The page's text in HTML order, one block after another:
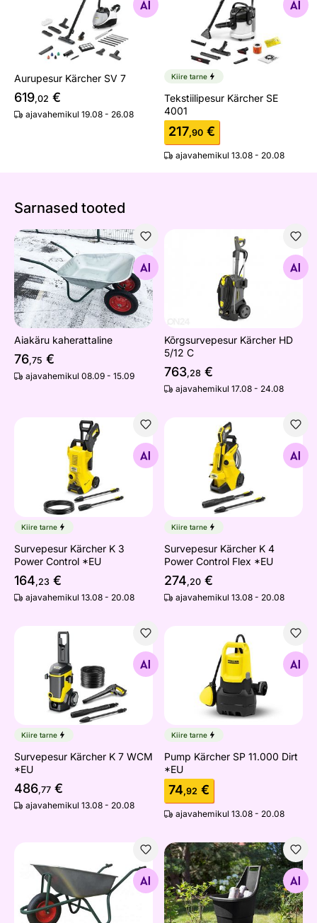
Otsi sarnaseid
Aurupesur Kärcher SV 7
619,02 €
ajavahemikul 19.08 - 26.08
Otsi sarnaseid
Kiire tarne
Tekstiilipesur Kärcher SE
4001
217,90 €
ajavahemikul 13.08 - 20.08
Sarnased tooted
Aiakäru kaherattaline
Otsi sarnaseid
Aiakäru kaherattaline
76,75 €
ajavahemikul 08.09 - 15.09
Kõrgsurvepesur Kärcher
Otsi sarnaseid
Kõrgsurvepesur Kärcher HD
5/12 C
763,28 €
ajavahemikul 17.08 - 24.08
Survepesur Kärcher K 3 Power Control *EU
Otsi sarnaseid
Kiire tarne
Survepesur Kärcher K 3
Power Control *EU
164,23 €
ajavahemikul 13.08 - 20.08
Survepesur Kärcher K 4
Otsi sarnaseid
Kiire tarne
Survepesur Kärcher K 4
Power Control Flex *EU
274,20 €
ajavahemikul 13.08 - 20.08
Survepesur Kärcher K 7 WCM *EU
Otsi sarnaseid
Kiire tarne
Survepesur Kärcher K 7 WCM
*EU
486,77 €
ajavahemikul 13.08 - 20.08
Pump Kärcher SP 11.000
Otsi sarnaseid
Kiire tarne
Pump Kärcher SP 11.000 Dirt
*EU
74,92 €
ajavahemikul 13.08 - 20.08
Aiakäru üherattaline
Otsi sarnaseid
Aiakäru Keter Easy Go
Otsi sarnaseid